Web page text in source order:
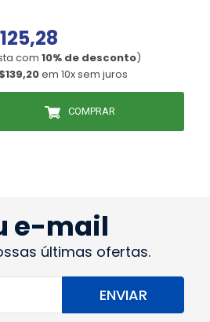
com 10% de desconto)
em 10x sem juros
COMPRAR
e-mail
últimas ofertas.
ENVIAR